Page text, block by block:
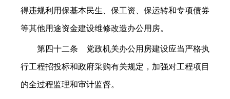
得违规利用保基本民生、保工资、保运转和专项债券
等其他用途资金建设维修改造办公用房。
第四十二条 党政机关办公用房建设应当严格执
行工程招投标和政府采购有关规定，加强对工程项目
的全过程监理和审计监督。